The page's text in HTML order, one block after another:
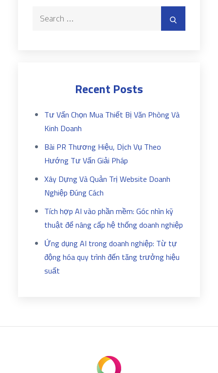
Recent Posts
Tư Vấn Chọn Mua Thiết Bị Văn Phòng Và
Kinh Doanh
Bài PR Thương Hiệu, Dịch Vụ Theo
Hướng Tư Vấn Giải Pháp
Xây Dựng Và Quản Trị Website Doanh
Nghiệp Đúng Cách
Tích hợp AI vào phần mềm: Góc nhìn kỹ
thuật để nâng cấp hệ thống doanh nghiệp
Ứng dụng AI trong doanh nghiệp: Từ tự
động hóa quy trình đến tăng trưởng hiệu
suất